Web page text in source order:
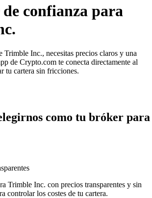
confianza para
Trimble Inc., necesitas precios claros y una
de Crypto.com te conecta directamente al
tu cartera sin fricciones.
como tu bróker para
Trimble Inc. con precios transparentes y sin
controlar los costes de tu cartera.